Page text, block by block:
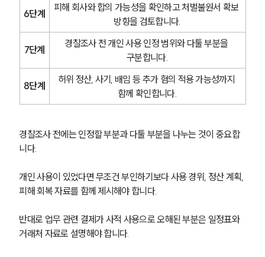
6단계
피해 회사와 합의 가능성을 확인하고 처벌불원서 확보
방향을 검토합니다.
7단계
경찰조사 전 개인 사용 인정 범위와 다툴 부분을
구분합니다.
8단계
허위 정산, 사기, 배임 등 추가 혐의 적용 가능성까지
함께 확인합니다.
경찰조사 전에는 인정할 부분과 다툴 부분을 나누는 것이 중요합
니다.
개인 사용이 있었다면 무조건 부인하기보다 사용 경위, 정산 계획,
피해 회복 자료를 함께 제시해야 합니다.
반대로 업무 관련 결제가 사적 사용으로 오해된 부분은 일정표와
거래처 자료로 설명해야 합니다.